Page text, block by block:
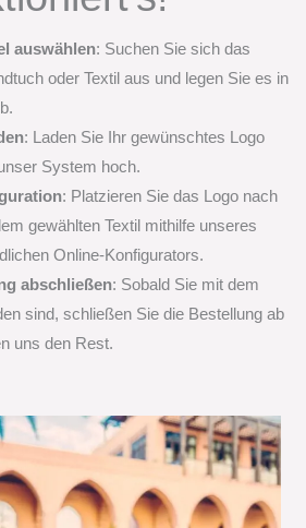
auswählen: Suchen Sie sich das
oder Textil aus und legen Sie es in
: Laden Sie Ihr gewünschtes Logo
System hoch.
: Platzieren Sie das Logo nach
gewählten Textil mithilfe unseres
Online-Konfigurators.
abschließen: Sobald Sie mit dem
sind, schließen Sie die Bestellung ab
uns den Rest.